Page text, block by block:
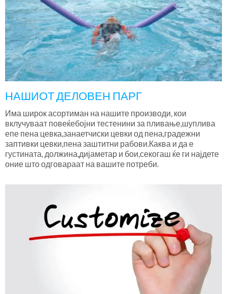
НАШИОТ ДЕЛОВЕН ПАРГ
Има широк асортиман на нашите производи, кои
вклучуваат повеќебојни тестенини за пливање,шуплива
епе пена цевка,занаетчиски цевки од пена,градежни
заптивки цевки,пена заштитни рабови.Каква и да е
густината, должина,дијаметар и бои,секогаш ќе ги најдете
оние што одговараат на вашите потреби.